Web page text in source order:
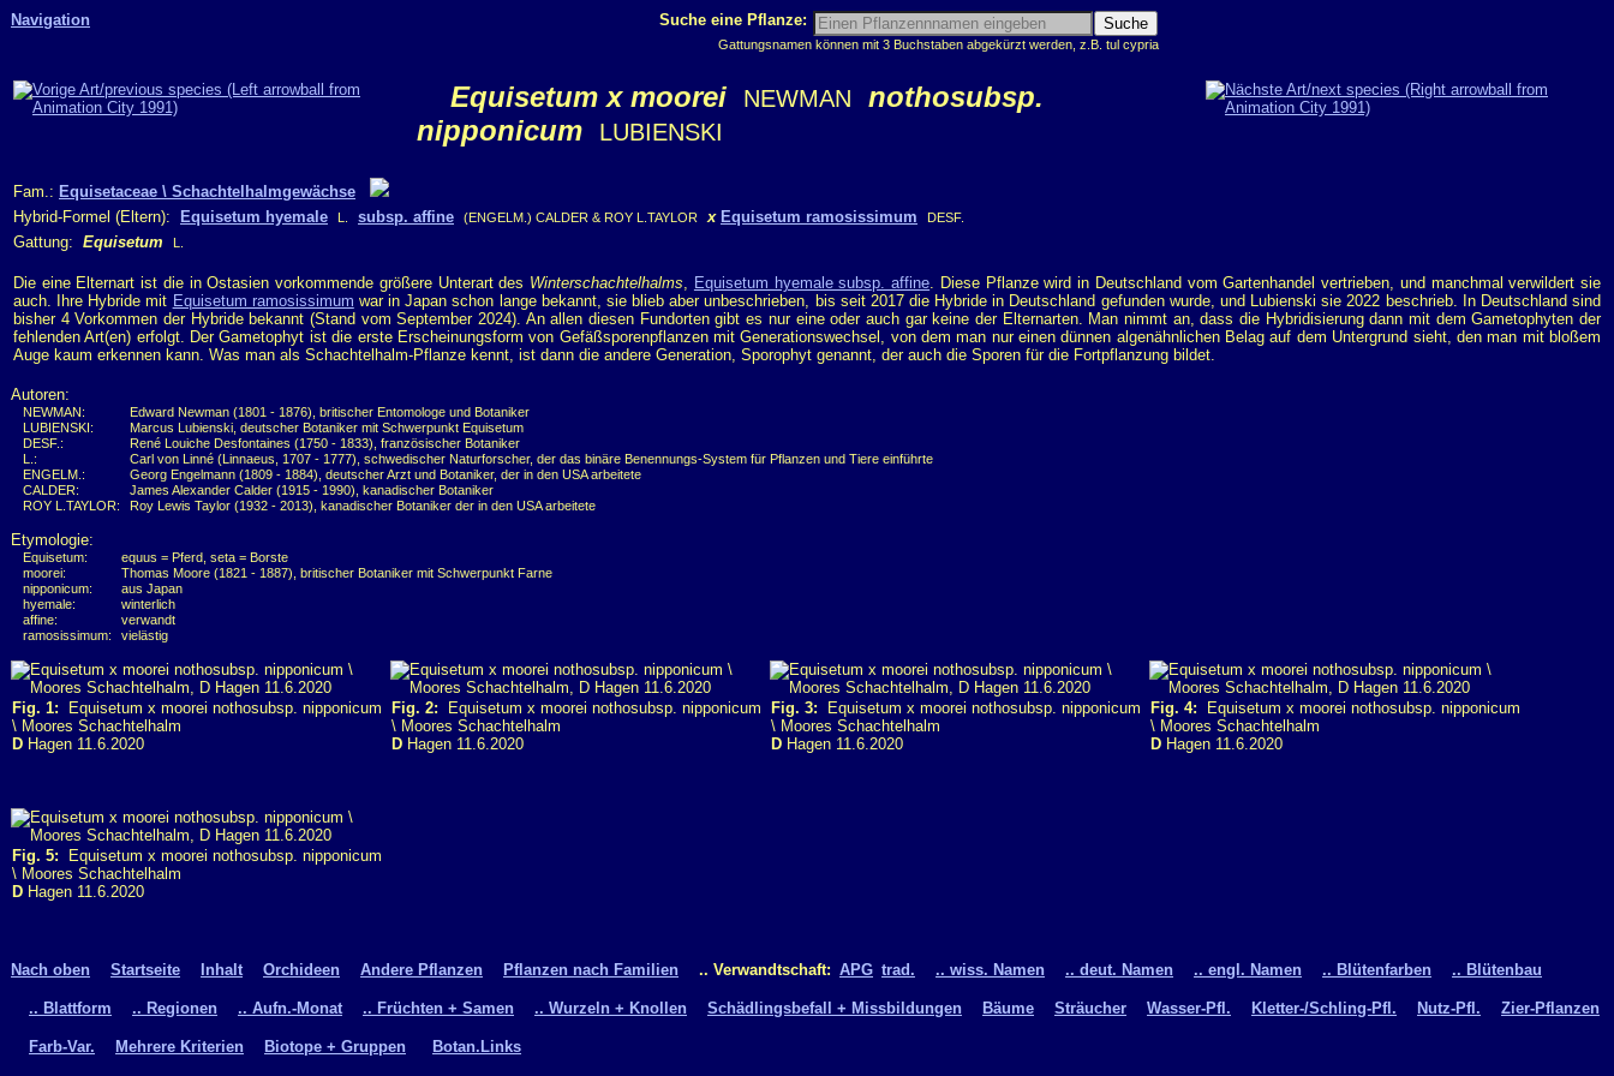
Navigation Suche eine Pflanze:
Gattungsnamen können mit 3 Buchstaben abgekürzt werden, z.B. tul cypria
Equisetum x moorei NEWMAN
nothosubsp.
nipponicum
LUBIENSKI
Fam.: Equisetaceae \ Schachtelhalmgewächse
Hybrid-Formel (Eltern):
Equisetum hyemale L. subsp. affine (ENGELM.) CALDER & ROY L.TAYLOR x Equisetum ramosissimum DESF.
Gattung: Equisetum L.
Die eine Elternart ist die in Ostasien vorkommende größere Unterart des Winterschachtelhalms, Equisetum hyemale subsp. affine. Diese Pflanze wird in Deutschland vom Gartenhandel vertrieben, und manchmal verwildert sie
auch. Ihre Hybride mit Equisetum ramosissimum war in Japan schon lange bekannt, sie blieb aber unbeschrieben, bis seit 2017 die Hybride in Deutschland gefunden wurde, und Lubienski sie 2022 beschrieb. In Deutschland sind
bisher 4 Vorkommen der Hybride bekannt (Stand vom September 2024). An allen diesen Fundorten gibt es nur eine oder auch gar keine der Elternarten. Man nimmt an, dass die Hybridisierung dann mit dem Gametophyten der
fehlenden Art(en) erfolgt. Der Gametophyt ist die erste Erscheinungsform von Gefäßsporenpflanzen mit Generationswechsel, von dem man nur einen dünnen algenähnlichen Belag auf dem Untergrund sieht, den man mit bloßem
Auge kaum erkennen kann. Was man als Schachtelhalm-Pflanze kennt, ist dann die andere Generation, Sporophyt genannt, der auch die Sporen für die Fortpflanzung bildet.
Autoren:
NEWMAN:
Edward Newman (1801 - 1876), britischer Entomologe und Botaniker
LUBIENSKI:
Marcus Lubienski, deutscher Botaniker mit Schwerpunkt Equisetum
DESF.:
René Louiche Desfontaines (1750 - 1833), französischer Botaniker
L.:
Carl von Linné (Linnaeus, 1707 - 1777), schwedischer Naturforscher, der das binäre Benennungs-System für Pflanzen und Tiere einführte
ENGELM.:
Georg Engelmann (1809 - 1884), deutscher Arzt und Botaniker, der in den USA arbeitete
CALDER:
James Alexander Calder (1915 - 1990), kanadischer Botaniker
ROY L.TAYLOR:
Roy Lewis Taylor (1932 - 2013), kanadischer Botaniker der in den USA arbeitete
Etymologie:
Equisetum:
equus = Pferd, seta = Borste
moorei:
Thomas Moore (1821 - 1887), britischer Botaniker mit Schwerpunkt Farne
nipponicum:
aus Japan
hyemale:
winterlich
affine:
verwandt
ramosissimum:
vielästig
Fig. 1: Equisetum x moorei nothosubsp. nipponicum
\ Moores Schachtelhalm
D Hagen 11.6.2020
Fig. 2: Equisetum x moorei nothosubsp. nipponicum
\ Moores Schachtelhalm
D Hagen 11.6.2020
Fig. 3: Equisetum x moorei nothosubsp. nipponicum
\ Moores Schachtelhalm
D Hagen 11.6.2020
Fig. 4: Equisetum x moorei nothosubsp. nipponicum
\ Moores Schachtelhalm
D Hagen 11.6.2020
Fig. 5: Equisetum x moorei nothosubsp. nipponicum
\ Moores Schachtelhalm
D Hagen 11.6.2020
Nach oben Startseite Inhalt Orchideen Andere Pflanzen Pflanzen nach Familien .. Verwandtschaft: APG trad. .. wiss. Namen .. deut. Namen .. engl. Namen .. Blütenfarben .. Blütenbau
.. Blattform .. Regionen .. Aufn.-Monat .. Früchten + Samen .. Wurzeln + Knollen Schädlingsbefall + Missbildungen Bäume Sträucher Wasser-Pfl. Kletter-/Schling-Pfl. Nutz-Pfl. Zier-Pflanzen
Farb-Var. Mehrere Kriterien Biotope + Gruppen Botan.Links